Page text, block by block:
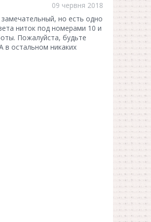
09 червня 2018
но есть одно
ниток под номерами 10 и
Пожалуйста, будьте
в остальном никаких